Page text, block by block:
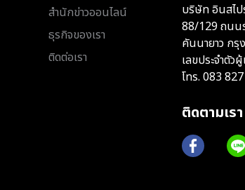
สำนักข่าวออนไลน์
ธุรกิจของเรา
ติดต่อเรา
บริษัท อินสไป
88/129 ถนน
คันนายาว ก
เลขประจำตั
โทร. 083
ติดตามเรา